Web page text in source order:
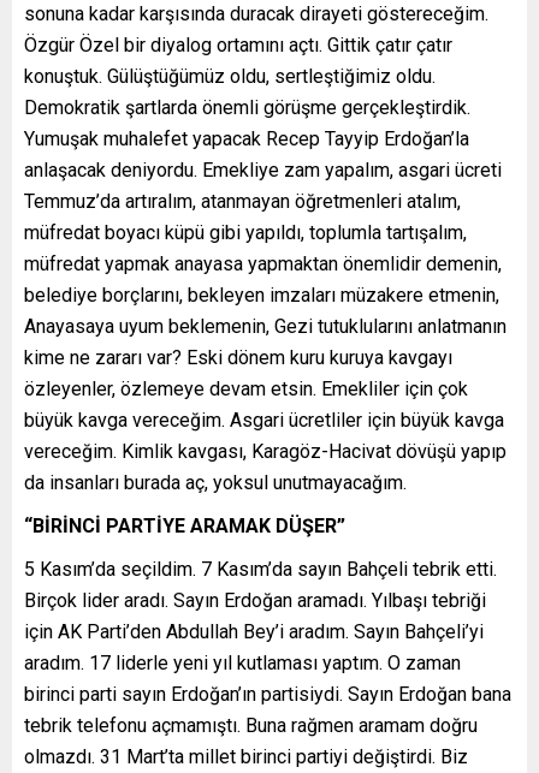
sonuna kadar karşısında duracak dirayeti göstereceğim.
Özgür Özel bir diyalog ortamını açtı. Gittik çatır çatır
konuştuk. Gülüştüğümüz oldu, sertleştiğimiz oldu.
Demokratik şartlarda önemli görüşme gerçekleştirdik.
Yumuşak muhalefet yapacak Recep Tayyip Erdoğan’la
anlaşacak deniyordu. Emekliye zam yapalım, asgari ücreti
Temmuz’da artıralım, atanmayan öğretmenleri atalım,
müfredat boyacı küpü gibi yapıldı, toplumla tartışalım,
müfredat yapmak anayasa yapmaktan önemlidir demenin,
belediye borçlarını, bekleyen imzaları müzakere etmenin,
Anayasaya uyum beklemenin, Gezi tutuklularını anlatmanın
kime ne zararı var? Eski dönem kuru kuruya kavgayı
özleyenler, özlemeye devam etsin. Emekliler için çok
büyük kavga vereceğim. Asgari ücretliler için büyük kavga
vereceğim. Kimlik kavgası, Karagöz-Hacivat dövüşü yapıp
da insanları burada aç, yoksul unutmayacağım.
“BİRİNCİ PARTİYE ARAMAK DÜŞER”
5 Kasım’da seçildim. 7 Kasım’da sayın Bahçeli tebrik etti.
Birçok lider aradı. Sayın Erdoğan aramadı. Yılbaşı tebriği
için AK Parti’den Abdullah Bey’i aradım. Sayın Bahçeli’yi
aradım. 17 liderle yeni yıl kutlaması yaptım. O zaman
birinci parti sayın Erdoğan’ın partisiydi. Sayın Erdoğan bana
tebrik telefonu açmamıştı. Buna rağmen aramam doğru
olmazdı. 31 Mart’ta millet birinci partiyi değiştirdi. Biz